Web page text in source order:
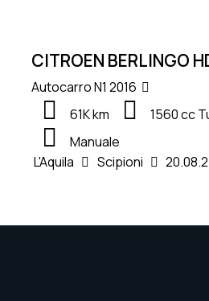
CITROEN BERLINGO
Autocarro N1 2016
61K km
1560 cc
Manuale
L'Aquila
Scipioni